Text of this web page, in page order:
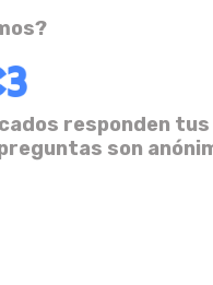
responden
son